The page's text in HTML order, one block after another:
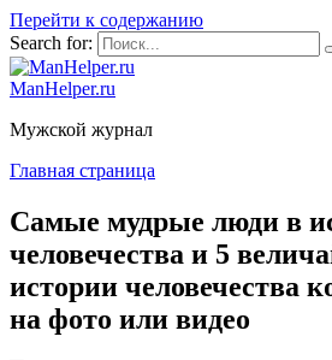
Перейти к содержанию
Search for:
ManHelper.ru
Мужской журнал
Главная страница
Самые мудрые люди в
человечества и 5
истории человечества
на фото или видео